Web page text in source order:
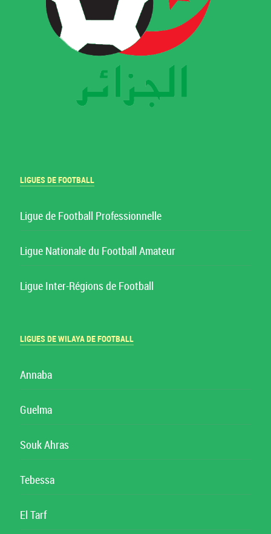
LIGUES DE FOOTBALL
Ligue de Football Professionnelle
Ligue Nationale du Football Amateur
Ligue Inter-Régions de Football
LIGUES DE WILAYA DE FOOTBALL
Annaba
Guelma
Souk Ahras
Tebessa
El Tarf